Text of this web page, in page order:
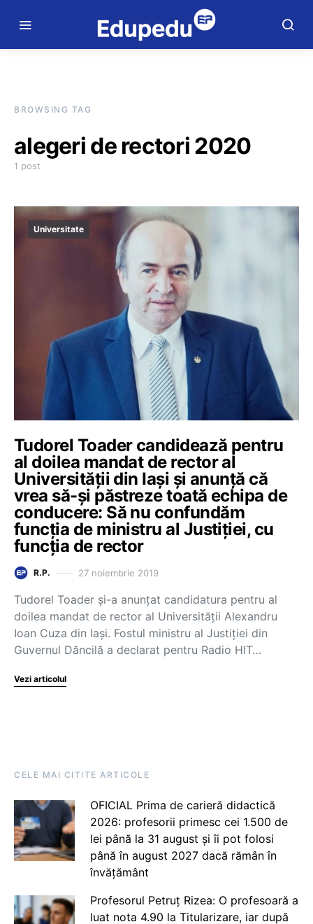
BROWSING TAG
alegeri de rectori 2020
1 post
Universitate
Tudorel Toader candidează pentru
al doilea mandat de rector al
Universității din Iași și anunță că
vrea să-și păstreze toată echipa de
conducere: Să nu confundăm
funcția de ministru al Justiției, cu
funcția de rector
R.P. 27 noiembrie 2019
Tudorel Toader și-a anunțat candidatura pentru al
doilea mandat de rector al Universității Alexandru
Ioan Cuza din Iași. Fostul ministru al Justiției din
Guvernul Dăncilă a declarat pentru Radio HIT…
Vezi articolul
CELE MAI CITITE ARTICOLE
OFICIAL Prima de carieră didactică
2026: profesorii primesc cei 1.500 de
lei până la 31 august și îi pot folosi
până în august 2027 dacă rămân în
învățământ
Profesorul Petruț Rizea: O profesoară a
luat nota 4.90 la Titularizare, iar după